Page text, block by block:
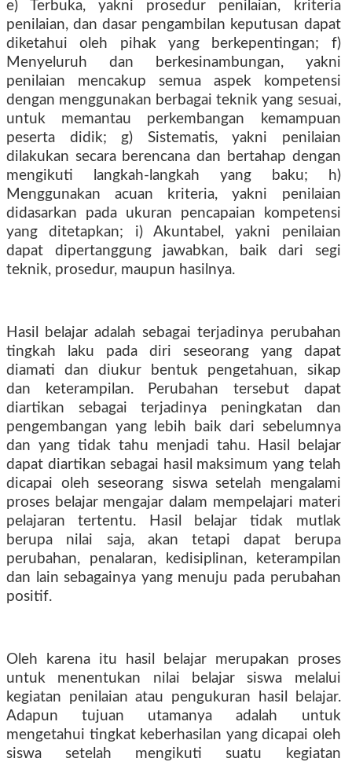
e) Terbuka, yakni prosedur penilaian, kriteria
penilaian, dan dasar pengambilan keputusan dapat
diketahui oleh pihak yang berkepentingan; f)
Menyeluruh dan berkesinambungan, yakni
penilaian mencakup semua aspek kompetensi
dengan menggunakan berbagai teknik yang sesuai,
untuk memantau perkembangan kemampuan
peserta didik; g) Sistematis, yakni penilaian
dilakukan secara berencana dan bertahap dengan
mengikuti langkah-langkah yang baku; h)
Menggunakan acuan kriteria, yakni penilaian
didasarkan pada ukuran pencapaian kompetensi
yang ditetapkan; i) Akuntabel, yakni penilaian
dapat dipertanggung jawabkan, baik dari segi
teknik, prosedur, maupun hasilnya.
Hasil belajar adalah sebagai terjadinya perubahan
tingkah laku pada diri seseorang yang dapat
diamati dan diukur bentuk pengetahuan, sikap
dan keterampilan. Perubahan tersebut dapat
diartikan sebagai terjadinya peningkatan dan
pengembangan yang lebih baik dari sebelumnya
dan yang tidak tahu menjadi tahu. Hasil belajar
dapat diartikan sebagai hasil maksimum yang telah
dicapai oleh seseorang siswa setelah mengalami
proses belajar mengajar dalam mempelajari materi
pelajaran tertentu. Hasil belajar tidak mutlak
berupa nilai saja, akan tetapi dapat berupa
perubahan, penalaran, kedisiplinan, keterampilan
dan lain sebagainya yang menuju pada perubahan
positif.
Oleh karena itu hasil belajar merupakan proses
untuk menentukan nilai belajar siswa melalui
kegiatan penilaian atau pengukuran hasil belajar.
Adapun tujuan utamanya adalah untuk
mengetahui tingkat keberhasilan yang dicapai oleh
siswa setelah mengikuti suatu kegiatan